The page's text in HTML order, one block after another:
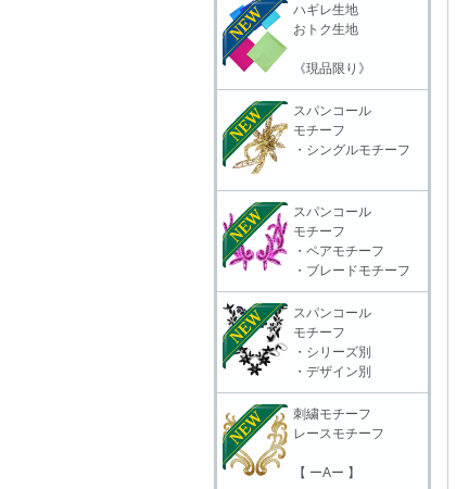
ハギレ生地
おトク生地
《現品限り》
スパンコール
モチーフ
・シングルモチーフ
スパンコール
モチーフ
・ペアモチーフ
・ブレードモチーフ
スパンコール
モチーフ
・シリーズ別
・デザイン別
刺繍モチーフ
レースモチーフ
【 ーAー 】